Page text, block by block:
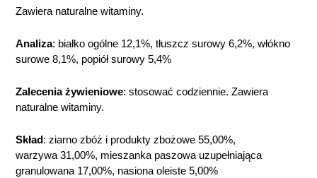
Zawiera naturalne witaminy.
Analiza: białko ogólne 12,1%, tłuszcz surowy 6,2%, włókno
surowe 8,1%, popiół surowy 5,4%
Zalecenia żywieniowe: stosować codziennie. Zawiera
naturalne witaminy.
Skład: ziarno zbóż i produkty zbożowe 55,00%,
warzywa 31,00%, mieszanka paszowa uzupełniająca
granulowana 17,00%, nasiona oleiste 5,00%